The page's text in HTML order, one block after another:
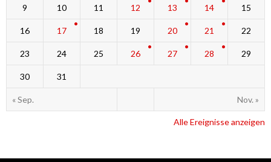
« Sep. Nov. »
9 10 11 12 13 14 15
16 17 18 19 20 21 22
23 24 25 26 27 28 29
30 31
Alle Ereignisse anzeigen